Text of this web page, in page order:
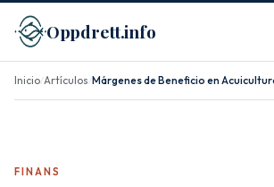
Oppdrett.info
Inicio/Artículos/Márgenes de Beneficio en
FINANS